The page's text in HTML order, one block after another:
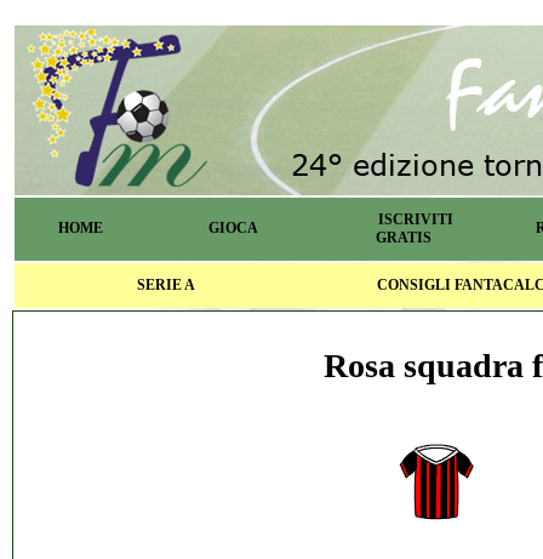
HOME GIOCA
ISCRIVITI
GRATIS
SERIE A CONSIGLI
Rosa squadra